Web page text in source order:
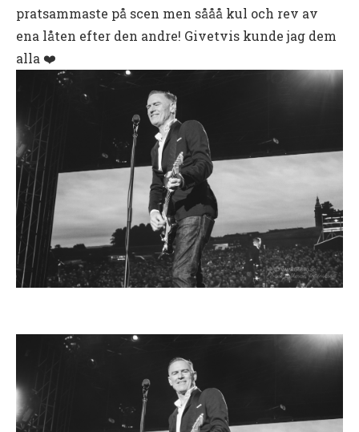
pratsammaste på scen men sååå kul och rev av
ena låten efter den andre! Givetvis kunde jag dem
alla ❤️